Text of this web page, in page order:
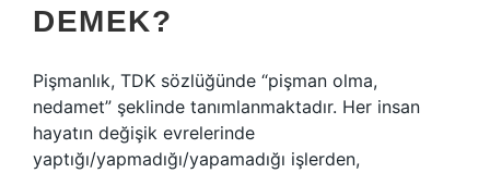
DEMEK?
Pişmanlık, TDK sözlüğünde “pişman olma,
nedamet” şeklinde tanımlanmaktadır. Her insan
hayatın değişik evrelerinde
yaptığı/yapmadığı/yapamadığı işlerden,